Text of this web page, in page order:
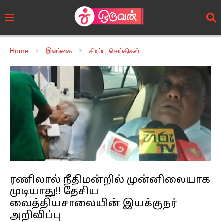
Home இலங்கை சிறப்பு செய்திகள்
ரணிலால் நீதிமன்றில் முன்னிலையாக
முடியாது!! தேசிய
வைத்தியசாலையின் இயக்குநர்
அறிவிப்பு